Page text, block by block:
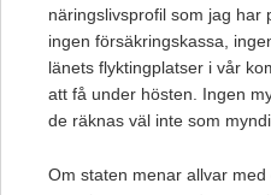
näringslivsprofil som jag har
ingen försäkringskassa,
länets flyktingplatser i vår
att få under hösten. Ingen
de räknas väl inte som
Om staten menar allvar med